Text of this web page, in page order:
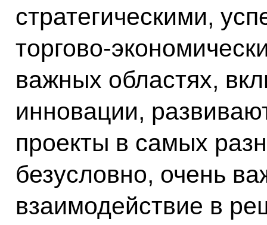
стратегическими,
торгово-
важных областях,
инновации,
проекты в самых
безусловно, очень
взаимодействие в